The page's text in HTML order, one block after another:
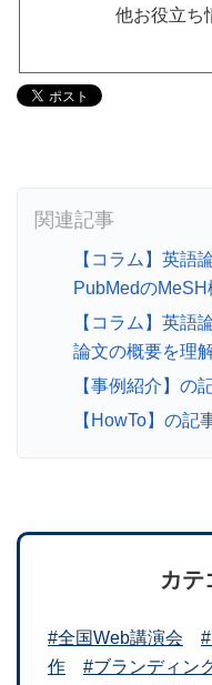
他お役立ち
【コラム】英語
PubMedの
【コラム】英語
論文の概要を理
【事例紹介】の
【HowTo】の記
カテ
#全国Web講演会
作
#ブランディン